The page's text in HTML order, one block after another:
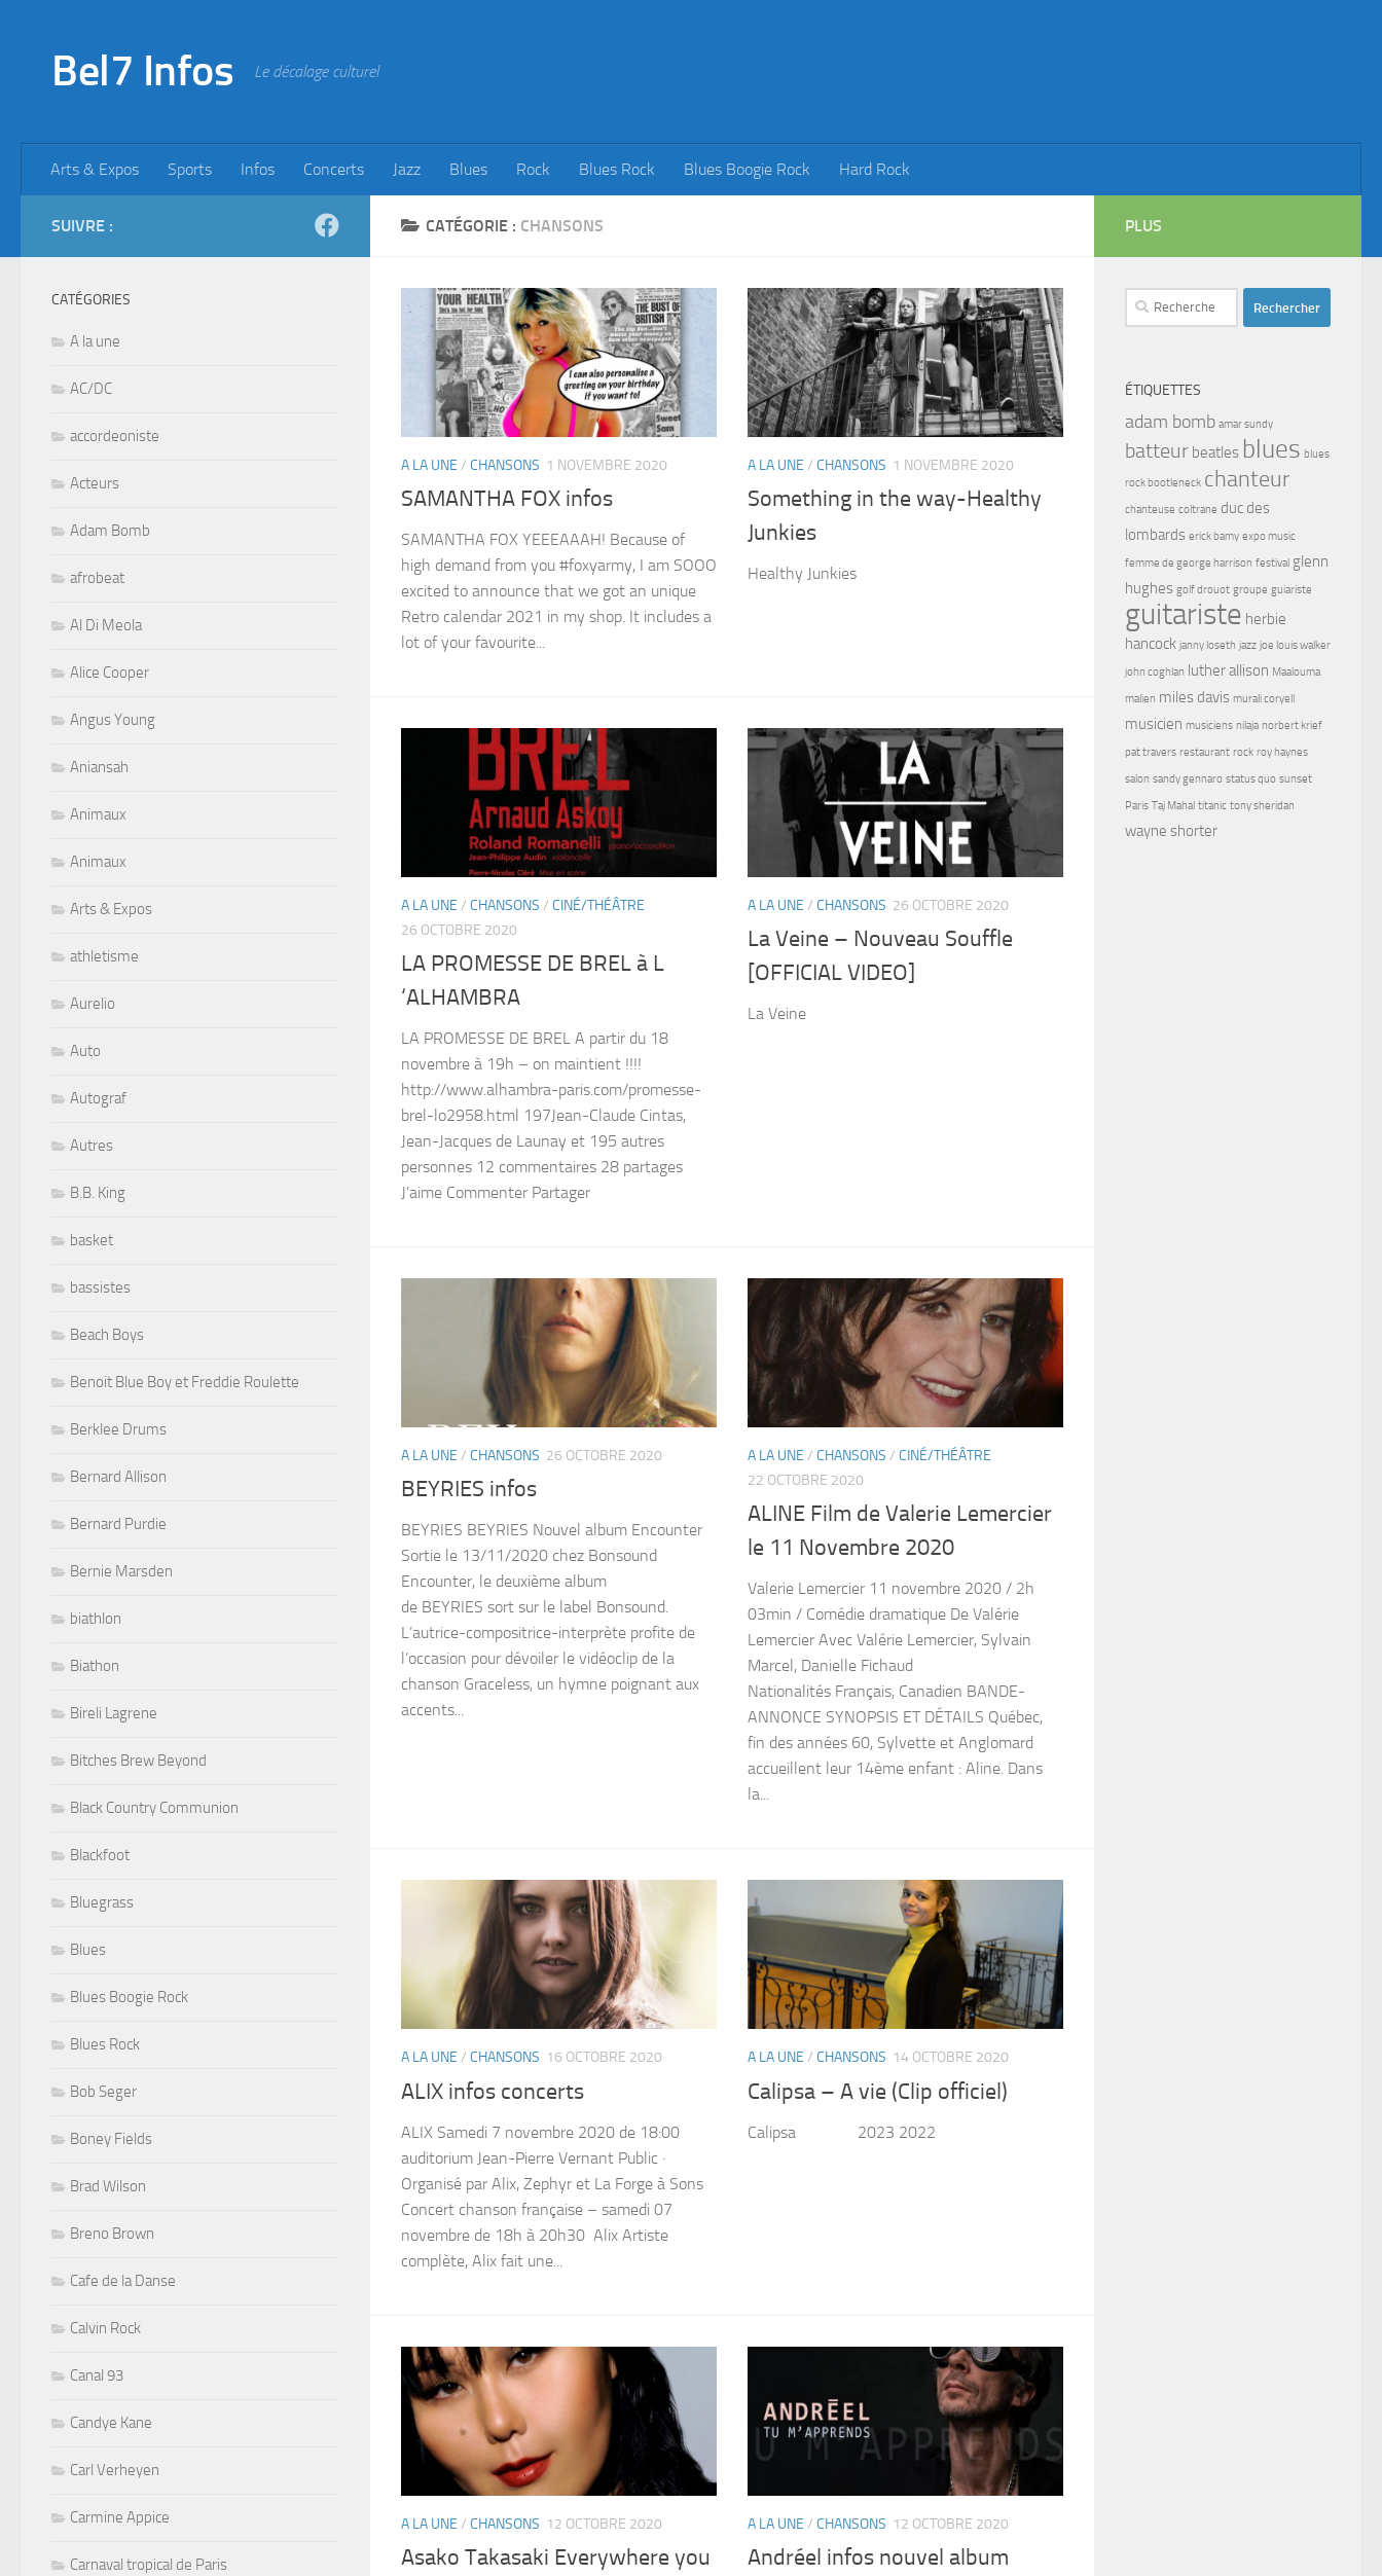
Bel7 Infos Le décalage culturel
Arts & Expos Sports Infos Concerts Jazz Blues Rock Blues Rock Blues Boogie Rock Hard Rock
CATÉGORIE : CHANSONS
A LA UNE / CHANSONS 1 NOVEMBRE 2020
SAMANTHA FOX infos
SAMANTHA FOX YEEEAAAH! Because of
high demand from you #foxyarmy, I am SOOO
excited to announce that we got an unique
Retro calendar 2021 in my shop. It includes a
lot of your favourite...
A LA UNE / CHANSONS 1 NOVEMBRE 2020
Something in the way-Healthy
Junkies
Healthy Junkies
A LA UNE / CHANSONS / CINÉ/THÉÂTRE
26 OCTOBRE 2020
LA PROMESSE DE BREL à L
‘ALHAMBRA
LA PROMESSE DE BREL A partir du 18
novembre à 19h – on maintient !!!!
http://www.alhambra-paris.com/promesse-
brel-lo2958.html 197Jean-Claude Cintas,
Jean-Jacques de Launay et 195 autres
personnes 12 commentaires 28 partages
J’aime Commenter Partager
A LA UNE / CHANSONS 26 OCTOBRE 2020
La Veine – Nouveau Souffle
[OFFICIAL VIDEO]
La Veine
A LA UNE / CHANSONS 26 OCTOBRE 2020
BEYRIES infos
BEYRIES BEYRIES Nouvel album Encounter
Sortie le 13/11/2020 chez Bonsound
Encounter, le deuxième album
de BEYRIES sort sur le label Bonsound.
L’autrice-compositrice-interprète profite de
l’occasion pour dévoiler le vidéoclip de la
chanson Graceless, un hymne poignant aux
accents...
A LA UNE / CHANSONS / CINÉ/THÉÂTRE
22 OCTOBRE 2020
ALINE Film de Valerie Lemercier
le 11 Novembre 2020
Valerie Lemercier 11 novembre 2020 / 2h
03min / Comédie dramatique De Valérie
Lemercier Avec Valérie Lemercier, Sylvain
Marcel, Danielle Fichaud
Nationalités Français, Canadien BANDE-
ANNONCE SYNOPSIS ET DÉTAILS Québec,
fin des années 60, Sylvette et Anglomard
accueillent leur 14ème enfant : Aline. Dans
la...
A LA UNE / CHANSONS 16 OCTOBRE 2020
ALIX infos concerts
ALIX Samedi 7 novembre 2020 de 18:00
auditorium Jean-Pierre Vernant Public ·
Organisé par Alix, Zephyr et La Forge à Sons
Concert chanson française – samedi 07
novembre de 18h à 20h30 Alix Artiste
complète, Alix fait une...
A LA UNE / CHANSONS 14 OCTOBRE 2020
Calipsa – A vie (Clip officiel)
Calipsa 2023 2022
A LA UNE / CHANSONS 12 OCTOBRE 2020
Asako Takasaki Everywhere you
A LA UNE / CHANSONS 12 OCTOBRE 2020
Andréel infos nouvel album
SUIVRE :
CATÉGORIES
A la une
AC/DC
accordeoniste
Acteurs
Adam Bomb
afrobeat
Al Di Meola
Alice Cooper
Angus Young
Aniansah
Animaux
Animaux
Arts & Expos
athletisme
Aurelio
Auto
Autograf
Autres
B.B. King
basket
bassistes
Beach Boys
Benoit Blue Boy et Freddie Roulette
Berklee Drums
Bernard Allison
Bernard Purdie
Bernie Marsden
biathlon
Biathon
Bireli Lagrene
Bitches Brew Beyond
Black Country Communion
Blackfoot
Bluegrass
Blues
Blues Boogie Rock
Blues Rock
Bob Seger
Boney Fields
Brad Wilson
Breno Brown
Cafe de la Danse
Calvin Rock
Canal 93
Candye Kane
Carl Verheyen
Carmine Appice
Carnaval tropical de Paris
PLUS
Rechercher :
ÉTIQUETTES
adam bomb amar sundy
batteur beatles blues blues
rock bootleneck chanteur
chanteuse coltrane duc des
lombards erick bamy expo music
femme de george harrison festival glenn
hughes golf drouot groupe guiariste
guitariste herbie
hancock janny loseth jazz joe louis walker
john coghlan luther allison Maalouma
malien miles davis murali coryell
musicien musiciens nilaja norbert krief
pat travers restaurant rock roy haynes
salon sandy gennaro status quo sunset
Paris Taj Mahal titanic tony sheridan
wayne shorter